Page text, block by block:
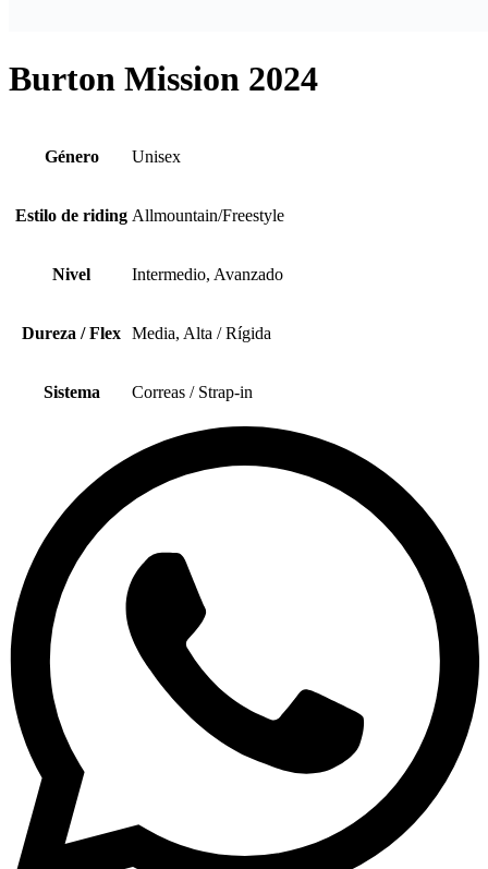
Burton Mission 2024
Género Unisex
Estilo de riding Allmountain/Freestyle
Nivel Intermedio, Avanzado
Dureza / Flex Media, Alta / Rígida
Sistema Correas / Strap-in